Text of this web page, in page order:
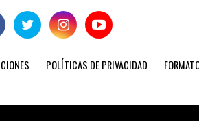
POLÍTICAS DE PRIVACIDAD